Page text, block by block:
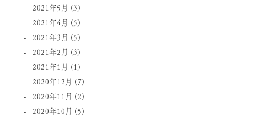
2021年5月 (3)
2021年4月 (5)
2021年3月 (5)
2021年2月 (3)
2021年1月 (1)
2020年12月 (7)
2020年11月 (2)
2020年10月 (5)